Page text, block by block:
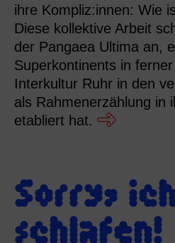
ihre Kompliz:innen: Wie
Diese kollektive Arbeit
der Pangaea Ultima an,
Superkontinents in
Interkultur Ruhr in den
als Rahmenerzählung in
etabliert hat.
Sorry,
schlafen!